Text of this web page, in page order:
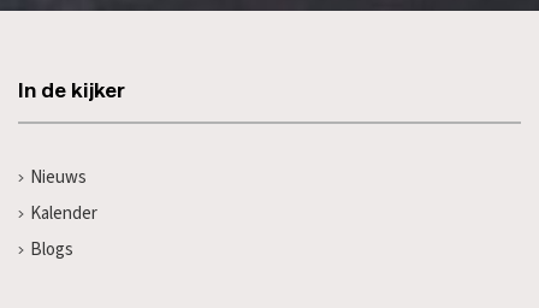
In de kijker
Nieuws
Kalender
Blogs